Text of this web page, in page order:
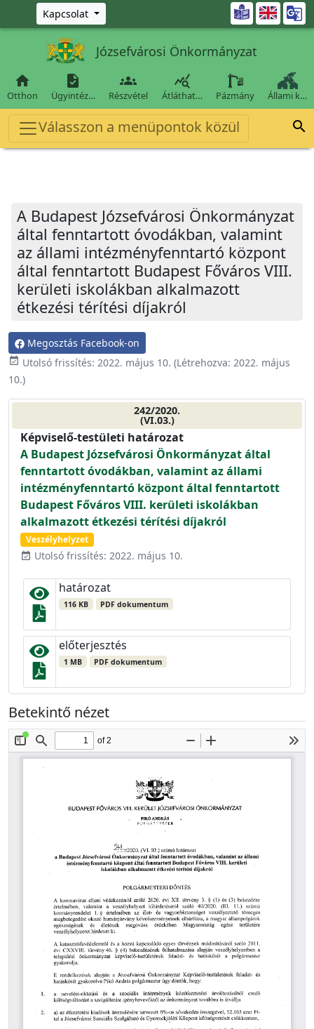
Ugrás a fő tartalomra
Kapcsolat 
Józsefvárosi Önkormányzat

Otthon

Ügyintéz…

Részvétel

Átláthat… Pázmány Állami k…
Válasszon a menüpontok közül 
A Budapest Józsefvárosi Önkormányzat
által fenntartott óvodákban, valamint
az állami intézményfenntartó központ
által fenntartott Budapest Főváros VIII.
kerületi iskolákban alkalmazott
étkezési térítési díjakról
Megosztás Facebook-on
event_available Utolsó frissítés: 2022. május 10. (Létrehozva: 2022. május
10.)
242/2020.
(VI.03.)
Képviselő-testületi határozat
A Budapest Józsefvárosi Önkormányzat által
fenntartott óvodákban, valamint az állami
intézményfenntartó központ által fenntartott
Budapest Főváros VIII. kerületi iskolákban
alkalmazott étkezési térítési díjakról
Veszélyhelyzet
event_available Utolsó frissítés: 2022. május 10.
határozat
116 KB PDF dokumentum
előterjesztés
1 MB PDF dokumentum
Betekintő nézet